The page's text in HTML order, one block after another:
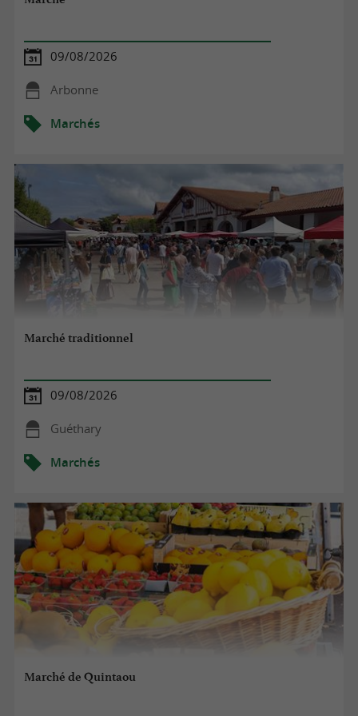
Bonne visite de marché dans le Pays Basque !
09/08/2026
Arbonne
Marchés
Marché traditionnel
09/08/2026
Guéthary
Marchés
Marché de Quintaou